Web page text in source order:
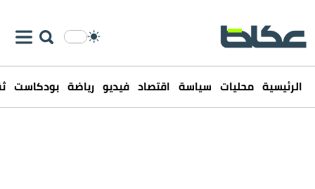
الرئيسية محليات سياسة اقتصاد فيديو رياضة بودكاست